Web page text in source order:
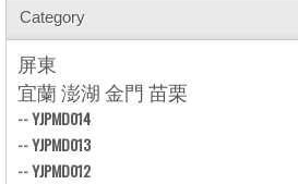
Category
屏東
宜蘭 澎湖 金門 苗栗
--YJPMD014
--YJPMD013
--YJPMD012